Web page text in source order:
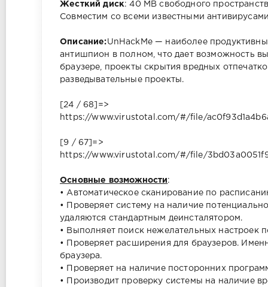
Жесткий диск: 40 MB свободного
Совместим со всеми известными
Описание:UnHackMe — наиболее
антишпион в полном, что дает возможность
браузере, проекты скрытия вредных
разведывательные проекты.
[24 / 68]=>
https://www.virustotal.com/#/file/
[9 / 67]=>
https://www.virustotal.com/#/file/
Основные возможности:
• Автоматическое сканирование по
• Проверяет систему на наличие
удаляются стандартным деинсталятором.
• Выполняет поиск нежелательных настроек
• Проверяет расширения для браузеров.
браузера.
• Проверяет на наличие посторонних
• Производит проверку системы на наличие